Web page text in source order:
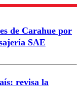
de Carahue por
SAE
revisa la